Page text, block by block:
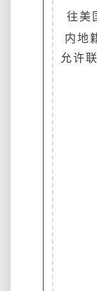
往美
内地
允许